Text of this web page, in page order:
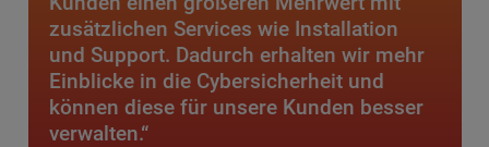
zusätzlichen Services wie Installation
und Support. Dadurch erhalten wir mehr
Einblicke in die Cybersicherheit und
können diese für unsere Kunden besser
verwalten.“